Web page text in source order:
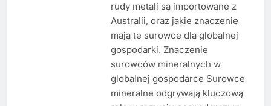
rudy metali są importowane z
Australii, oraz jakie znaczenie
mają te surowce dla globalnej
gospodarki. Znaczenie
surowców mineralnych w
globalnej gospodarce Surowce
mineralne odgrywają kluczową